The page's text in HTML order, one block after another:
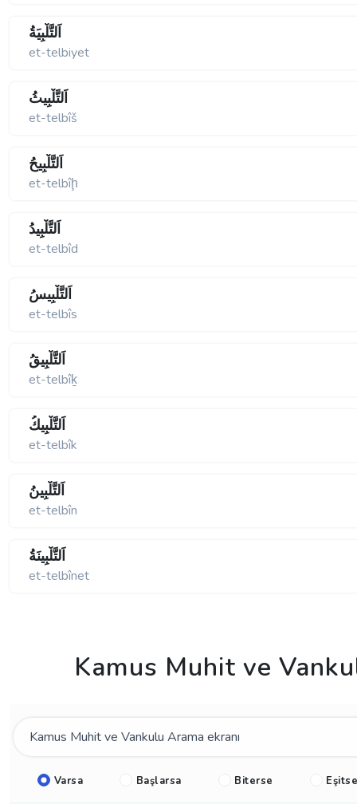
اَلتَّلْبِيَةُ
et-telbiyet
اَلتَّلْبِيثُ
et-telbîš
اَلتَّلْبِيحُ
et-telbîḩ
اَلتَّلْبِيدُ
et-telbîd
اَلتَّلْبِيسُ
et-telbîs
اَلتَّلْبِيقُ
et-telbîḵ
اَلتَّلْبِيكُ
et-telbîk
اَلتَّلْبِينُ
et-telbîn
اَلتَّلْبِينَةُ
et-telbînet
Kamus Muhit ve
Varsa Başlarsa Biterse